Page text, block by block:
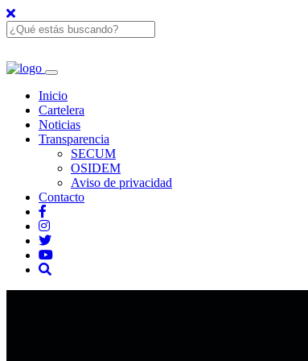
Inicio
Cartelera
Noticias
Transparencia
SECUM
OSIDEM
Aviso de privacidad
Contacto